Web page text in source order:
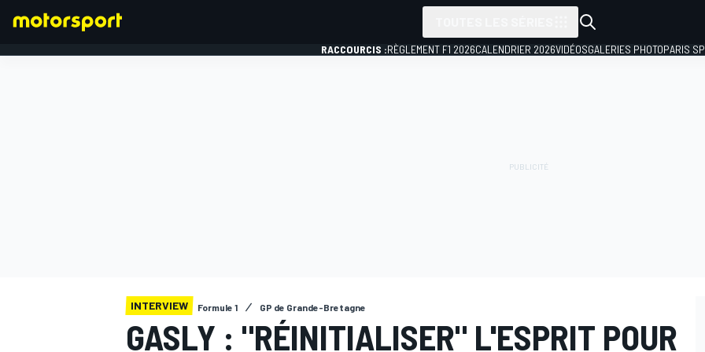
RACCOURCIS :RÈGLEMENT F1 2026CALENDRIER 2026VIDÉOSGALERIES PHOTOPARIS
INTERVIEW Formule 1 GP de Grande-Bretagne
GASLY : "RÉINITIALISER" L'ESPRIT POUR